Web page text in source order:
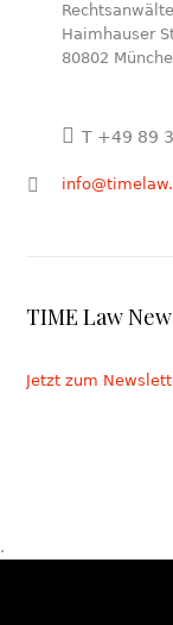
Haimhauser
80802
T +49 89
TIME Law
Jetzt zum
.